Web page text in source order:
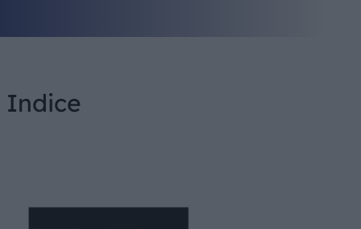
Indice